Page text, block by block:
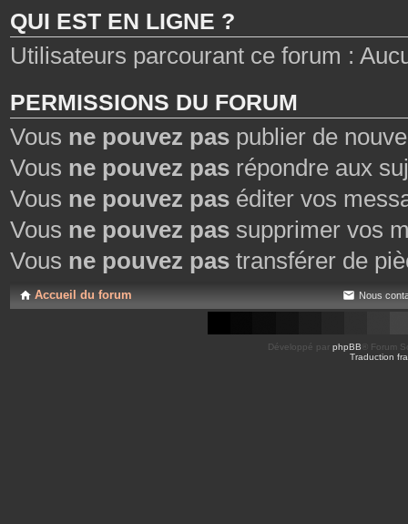
QUI EST EN LIGNE ?
Utilisateurs parcourant ce forum :
PERMISSIONS DU FORUM
Vous ne pouvez pas publier de
Vous ne pouvez pas répondre aux
Vous ne pouvez pas éditer vos
Vous ne pouvez pas supprimer vos
Vous ne pouvez pas transférer de
Accueil du forum Nous
Développé par phpBB ® Forum
Traduction